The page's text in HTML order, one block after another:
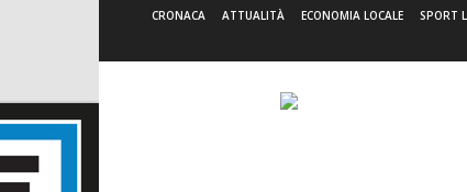
CRONACA ATTUALITÀ ECONOMIA LOCALE SPORT